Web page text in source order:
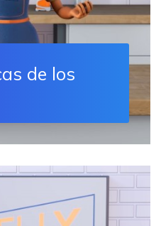
de los